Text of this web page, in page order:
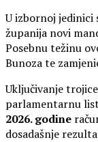
U izbornoj jedinici
županija novi
Posebnu težinu
Bunoza te
Uključivanje
parlamentarnu
2026. godine
dosadašnje